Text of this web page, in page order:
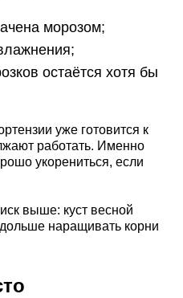
морозом;
остаётся хотя бы
уже готовится к
работать. Именно
укорениться, если
выше: куст весной
наращивать корни